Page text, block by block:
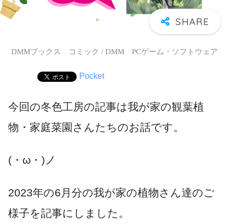
DMMブックス コミック / DMM PCゲーム・ソフトウェア
Pocket
今回の冬色工房の記事は我が家の観葉植
物・家庭菜園さんたちのお話です。
(・ω・)ノ
2023年の6月分の我が家の植物さん達のご
様子を記事にしました。